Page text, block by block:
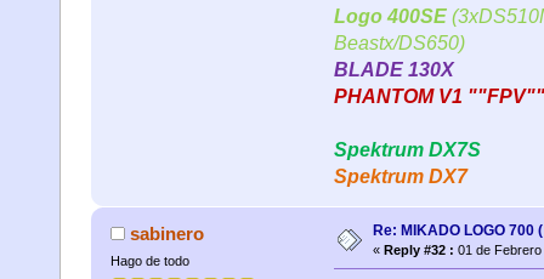
Logo 400SE
Beastx/DS650)
BLADE 130X
PHANTOM V1 ""FPV""
Spektrum DX7S
Spektrum DX7
sabinero
Hago de todo
Re: MIKADO LOGO 700
« Reply #32 : 01 de